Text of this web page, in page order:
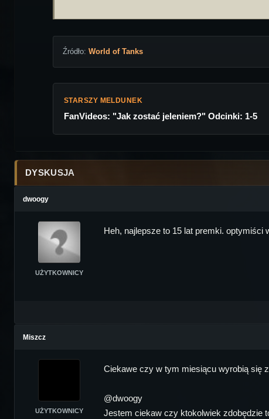
Źródło: World of Tanks
STARSZY MELDUNEK
FanVideos: "Jak zostać jeleniem?" Odcinki: 1-5
DYSKUSJA
dwoogy
UŻYTKOWNICY
Heh, najlepsze to 15 lat premki. optymiści
Miszcz
UŻYTKOWNICY
Ciekawe czy w tym miesiącu wyrobią się
@dwoogy
Jestem ciekaw czy ktokolwiek zdobędzie